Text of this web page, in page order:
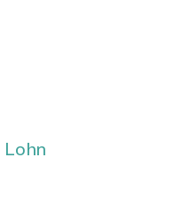
Lohn